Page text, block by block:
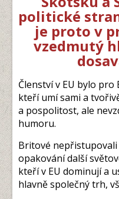
politické
je proto v
vzedmutý
Členství v EU bylo
kteří umí sami a
a pospolitost, ale
humoru.
Britové nepřistupovali
opakování další
kteří v EU dominují a
hlavně společný trh,